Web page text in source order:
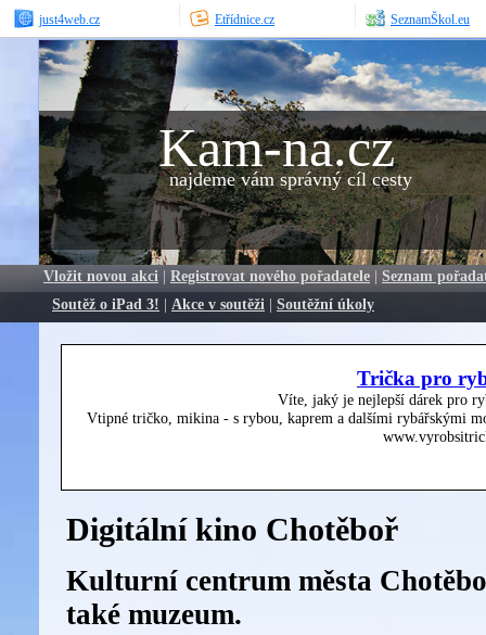
just4web.cz Etřídnice.cz SeznamŠkol.eu
Kam-na.cz
najdeme vám správný cíl cesty
Vložit novou akci | Registrovat nového pořadatele | Seznam
Soutěž o iPad 3! | Akce v soutěži | Soutěžní úkoly
Trička pro
Víte, jaký je nejlepší dárek pro
Vtipné tričko, mikina - s rybou, kaprem a dalšími rybářskými
Digitální kino Chotěboř
Kulturní centrum města
také muzeum.